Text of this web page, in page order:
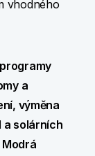
vhodného
a
výměna
a solárních